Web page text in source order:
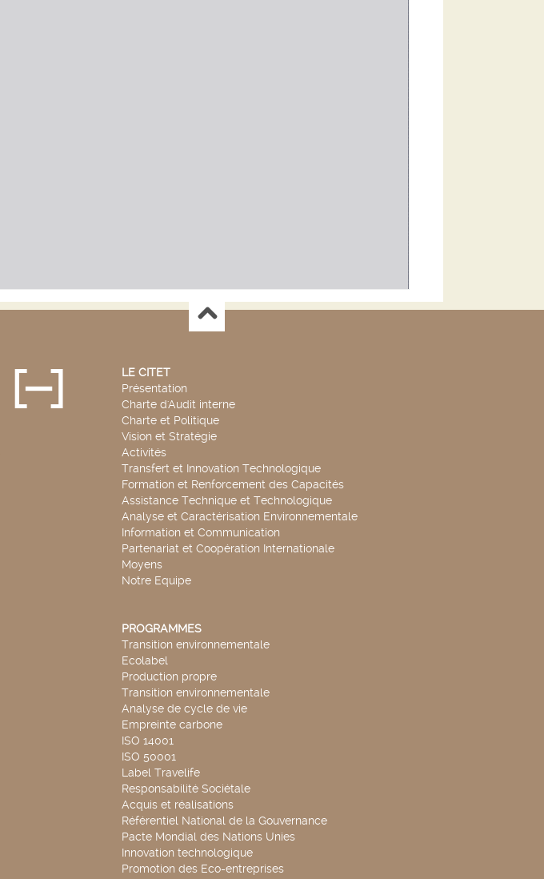
LE CITET
Présentation
Charte d'Audit interne
Charte et Politique
Vision et Stratégie
Activités
Transfert et Innovation Technologique
Formation et Renforcement des Capacités
Assistance Technique et Technologique
Analyse et Caractérisation Environnementale
Information et Communication
Partenariat et Coopération Internationale
Moyens
Notre Equipe
PROGRAMMES
Transition environnementale
Ecolabel
Production propre
Transition environnementale
Analyse de cycle de vie
Empreinte carbone
ISO 14001
ISO 50001
Label Travelife
Responsabilité Sociétale
Acquis et réalisations
Référentiel National de la Gouvernance
Pacte Mondial des Nations Unies
Innovation technologique
Promotion des Eco-entreprises